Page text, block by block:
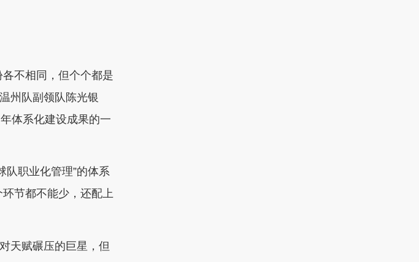
不相同，但个个都是
州队副领队陈光银
体系化建设成果的一
队职业化管理”的体系
节都不能少，还配上
天赋碾压的巨星，但